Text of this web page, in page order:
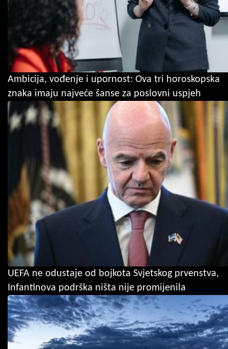
Ambicija, vođenje i upornost: Ova tri horoskopska
znaka imaju najveće šanse za poslovni uspjeh
UEFA ne odustaje od bojkota Svjetskog prvenstva,
Infantinova podrška ništa nije promijenila